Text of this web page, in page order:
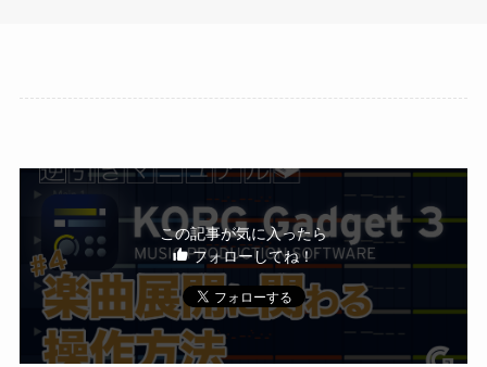
この記事が気に入ったら
フォローしてね！